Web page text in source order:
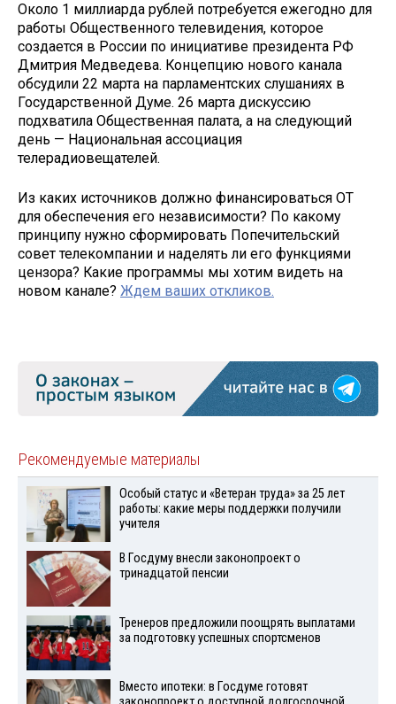
Около 1 миллиарда рублей потребуется ежегодно для
работы Общественного телевидения, которое
создается в России по инициативе президента РФ
Дмитрия Медведева. Концепцию нового канала
обсудили 22 марта на парламентских слушаниях в
Государственной Думе. 26 марта дискуссию
подхватила Общественная палата, а на следующий
день — Национальная ассоциация
телерадиовещателей.
Из каких источников должно финансироваться ОТ
для обеспечения его независимости? По какому
принципу нужно сформировать Попечительский
совет телекомпании и наделять ли его функциями
цензора? Какие программы мы хотим видеть на
новом канале? Ждем ваших откликов.
Рекомендуемые материалы
Особый статус и «Ветеран труда» за 25 лет
работы: какие меры поддержки получили
учителя
В Госдуму внесли законопроект о
тринадцатой пенсии
Тренеров предложили поощрять выплатами
за подготовку успешных спортсменов
Вместо ипотеки: в Госдуме готовят